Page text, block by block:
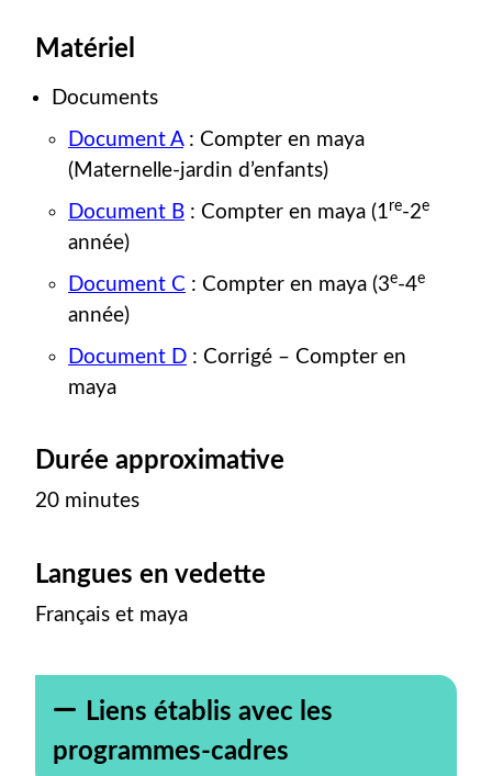
Matériel
Documents
Document A: Compter en maya
(Maternelle-jardin d’enfants)
Document B : Compter en maya (1re-2e
année)
Document C : Compter en maya (3e-4e
année)
Document D : Corrigé – Compter en
maya
Durée approximative
20 minutes
Langues en vedette
Français et maya
Liens établis avec les
programmes-cadres